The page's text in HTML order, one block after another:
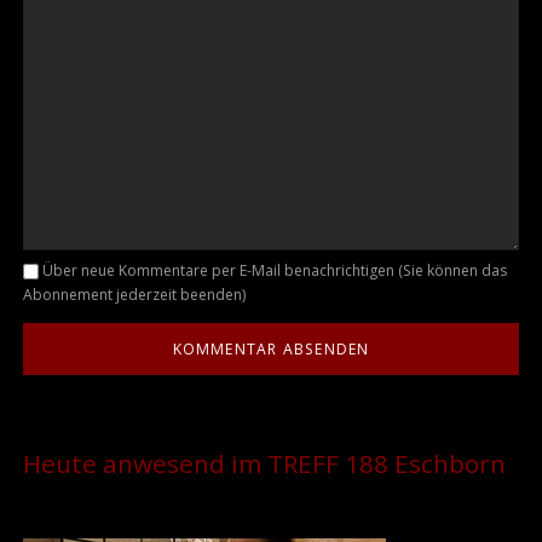
Kommentar
Über neue Kommentare per E-Mail benachrichtigen (Sie können das
Abonnement jederzeit beenden)
Heute anwesend im TREFF 188 Eschborn